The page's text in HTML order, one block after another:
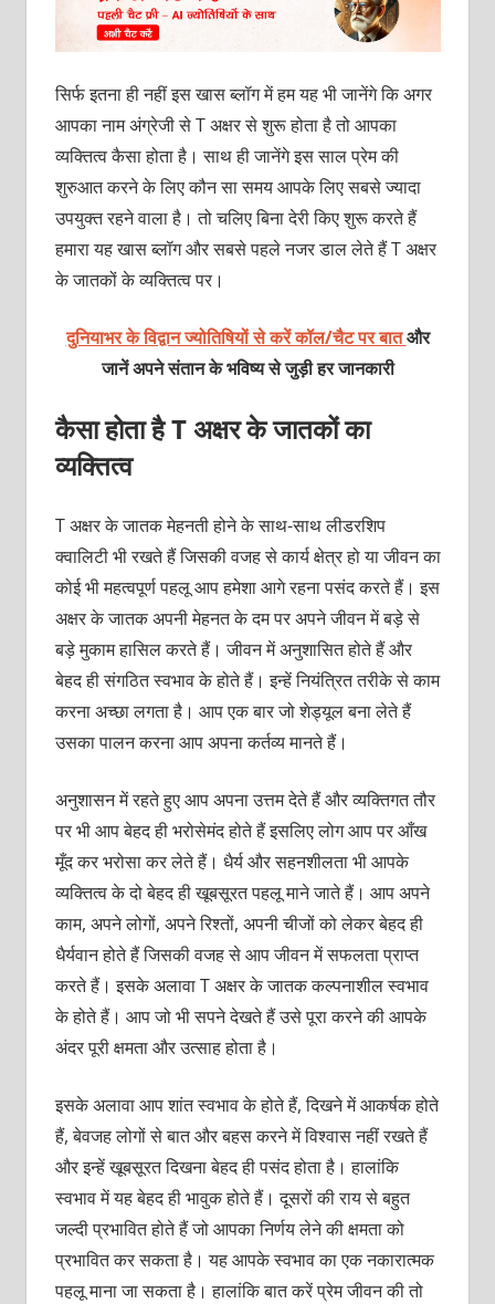
सिर्फ इतना ही नहीं इस खास ब्लॉग में हम यह भी जानेंगे कि अगर
आपका नाम अंग्रेजी से T अक्षर से शुरू होता है तो आपका
व्यक्तित्व कैसा होता है। साथ ही जानेंगे इस साल प्रेम की
शुरुआत करने के लिए कौन सा समय आपके लिए सबसे ज्यादा
उपयुक्त रहने वाला है। तो चलिए बिना देरी किए शुरू करते हैं
हमारा यह खास ब्लॉग और सबसे पहले नजर डाल लेते हैं T अक्षर
के जातकों के व्यक्तित्व पर।
दुनियाभर के विद्वान ज्योतिषियों से करें कॉल/चैट पर बातऔर
जानें अपने संतान के भविष्य से जुड़ी हर जानकारी
कैसा होता है T अक्षर के जातकों का
व्यक्तित्व
T अक्षर के जातक मेहनती होने के साथ-साथ लीडरशिप
क्वालिटी भी रखते हैं जिसकी वजह से कार्य क्षेत्र हो या जीवन का
कोई भी महत्वपूर्ण पहलू आप हमेशा आगे रहना पसंद करते हैं। इस
अक्षर के जातक अपनी मेहनत के दम पर अपने जीवन में बड़े से
बड़े मुकाम हासिल करते हैं। जीवन में अनुशासित होते हैं और
बेहद ही संगठित स्वभाव के होते हैं। इन्हें नियंत्रित तरीके से काम
करना अच्छा लगता है। आप एक बार जो शेड्यूल बना लेते हैं
उसका पालन करना आप अपना कर्तव्य मानते हैं।
अनुशासन में रहते हुए आप अपना उत्तम देते हैं और व्यक्तिगत तौर
पर भी आप बेहद ही भरोसेमंद होते हैं इसलिए लोग आप पर आँख
मूँद कर भरोसा कर लेते हैं। धैर्य और सहनशीलता भी आपके
व्यक्तित्व के दो बेहद ही खूबसूरत पहलू माने जाते हैं। आप अपने
काम, अपने लोगों, अपने रिश्तों, अपनी चीजों को लेकर बेहद ही
धैर्यवान होते हैं जिसकी वजह से आप जीवन में सफलता प्राप्त
करते हैं। इसके अलावा T अक्षर के जातक कल्पनाशील स्वभाव
के होते हैं। आप जो भी सपने देखते हैं उसे पूरा करने की आपके
अंदर पूरी क्षमता और उत्साह होता है।
इसके अलावा आप शांत स्वभाव के होते हैं, दिखने में आकर्षक होते
हैं, बेवजह लोगों से बात और बहस करने में विश्वास नहीं रखते हैं
और इन्हें खूबसूरत दिखना बेहद ही पसंद होता है। हालांकि
स्वभाव में यह बेहद ही भावुक होते हैं। दूसरों की राय से बहुत
जल्दी प्रभावित होते हैं जो आपका निर्णय लेने की क्षमता को
प्रभावित कर सकता है। यह आपके स्वभाव का एक नकारात्मक
पहलू माना जा सकता है। हालांकि बात करें प्रेम जीवन की तो